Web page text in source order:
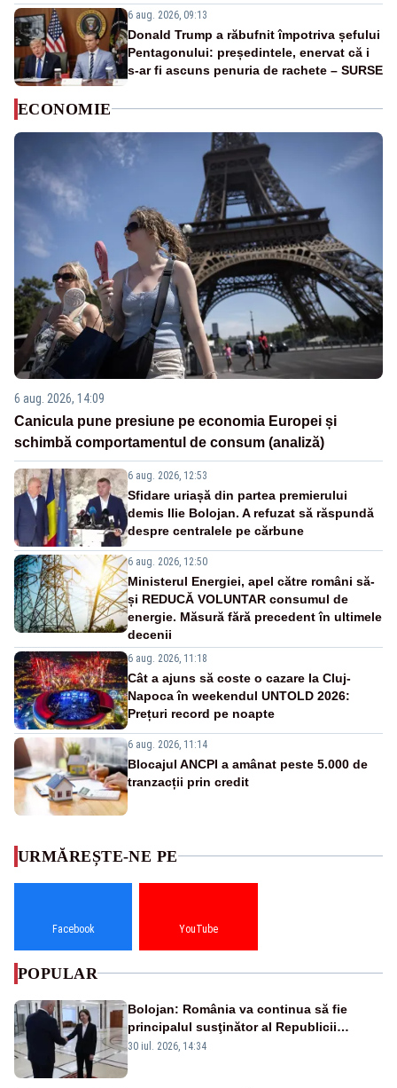
6 aug. 2026, 09:13
Donald Trump a răbufnit împotriva șefului
Pentagonului: președintele, enervat că i
s-ar fi ascuns penuria de rachete – SURSE
ECONOMIE
6 aug. 2026, 14:09
Canicula pune presiune pe economia Europei și
schimbă comportamentul de consum (analiză)
6 aug. 2026, 12:53
Sfidare uriașă din partea premierului
demis Ilie Bolojan. A refuzat să răspundă
despre centralele pe cărbune
6 aug. 2026, 12:50
Ministerul Energiei, apel către români să-
și REDUCĂ VOLUNTAR consumul de
energie. Măsură fără precedent în ultimele
decenii
6 aug. 2026, 11:18
Cât a ajuns să coste o cazare la Cluj-
Napoca în weekendul UNTOLD 2026:
Prețuri record pe noapte
6 aug. 2026, 11:14
Blocajul ANCPI a amânat peste 5.000 de
tranzacții prin credit
URMĂREȘTE-NE PE
Facebook YouTube
POPULAR
Bolojan: România va continua să fie
principalul susţinător al Republicii
Moldova la nivelul Uniunii Europene
30 iul. 2026, 14:34